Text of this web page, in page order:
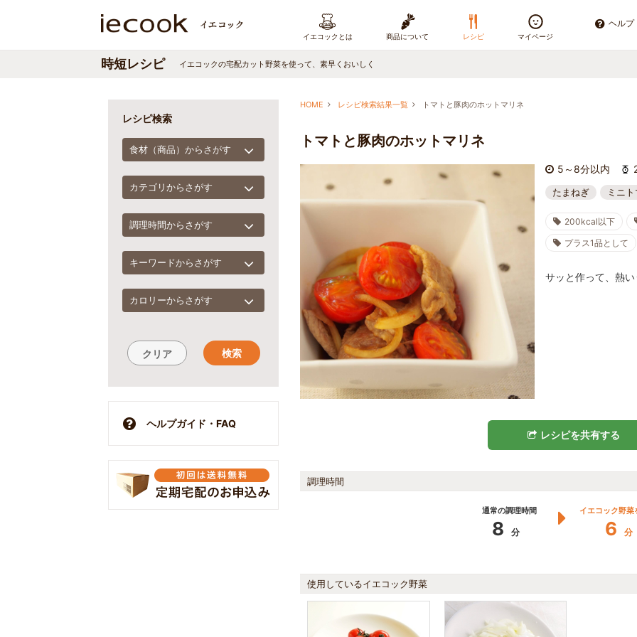
ヘルプ
イエコックとは 商品について レシピ マイページ
イエコックの宅配カット野菜を使って、素早くおいしく
時短レシピ
HOME レシピ検索結果一覧 トマトと豚肉のホットマリネ
トマトと豚肉のホットマリネ
5～8分以内
たまねぎ ミニ
200kcal以下
プラス1品として
サッと作って、熱
レシピを共有する
調理時間
通常の調理時間
8 分
イエコック野菜
6 分
使用しているイエコック野菜
レシピ検索
食材（商品）からさがす
カテゴリからさがす
調理時間からさがす
キーワードからさがす
カロリーからさがす
クリア 検索
ヘルプガイド・FAQ